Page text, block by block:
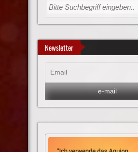
Newsletter